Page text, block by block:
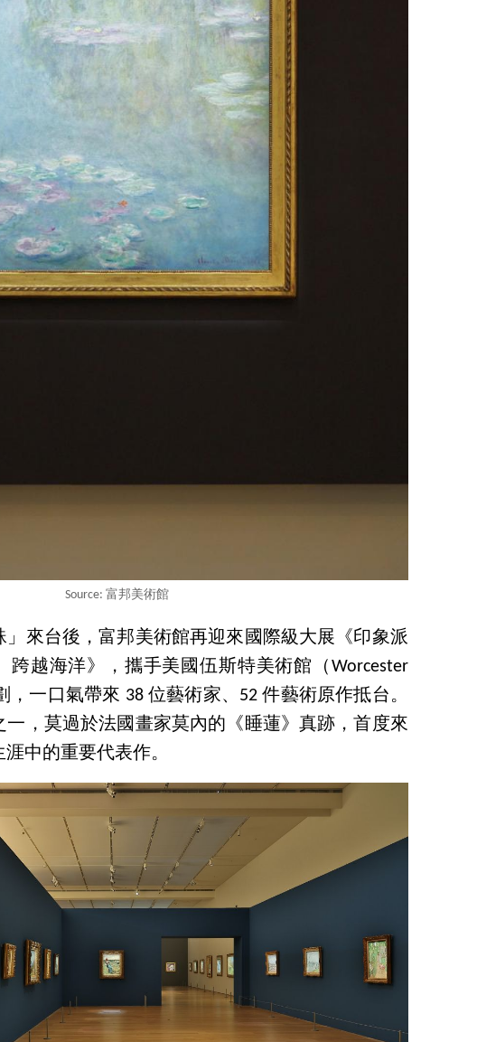
Source: 富邦美術館
」來台後，富邦美術館再迎來國際級大展《印象派
越海洋》，攜手美國伍斯特美術館（Worcester
，一口氣帶來 38 位藝術家、52 件藝術原作抵台。
一，莫過於法國畫家莫內的《睡蓮》真跡，首度來
中的重要代表作。